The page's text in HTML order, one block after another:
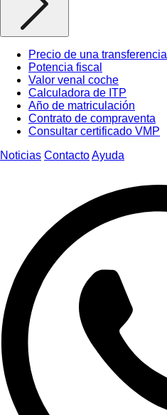
Precio de una transferencia
Potencia fiscal
Valor venal coche
Calculadora de ITP
Año de matriculación
Contrato de compraventa
Consultar certificado VMP
Noticias ContactoAyuda